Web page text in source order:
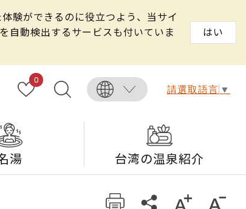
験ができるのに役立つよう、当サイ
自動検出するサービスも付いていま
はい
0
請選取語言 ▼
湯 台湾の温泉紹介